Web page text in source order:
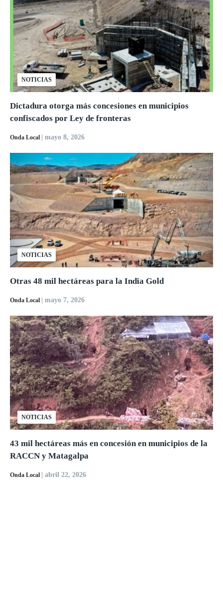
NOTICIAS
Dictadura otorga más concesiones en municipios
confiscados por Ley de fronteras
Onda Local | mayo 8, 2026
NOTICIAS
Otras 48 mil hectáreas para la India Gold
Onda Local | mayo 7, 2026
NOTICIAS
43 mil hectáreas más en concesión en municipios de la
RACCN y Matagalpa
Onda Local | abril 22, 2026